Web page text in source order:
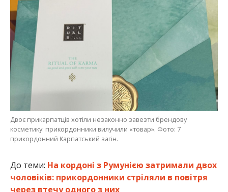
Двоє прикарпатців хотіли незаконно завезти брендову
косметику: прикордонники вилучили «товар». Фото: 7
прикордонний Карпатський загін.
До теми: На кордоні з Румунією затримали двох
чоловіків: прикордонники стріляли в повітря
через втечу одного з них